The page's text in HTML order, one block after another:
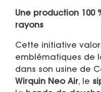
Une production
rayons
Cette initiative
emblématiques de
dans son usine de
Wirquin Neo Air, le